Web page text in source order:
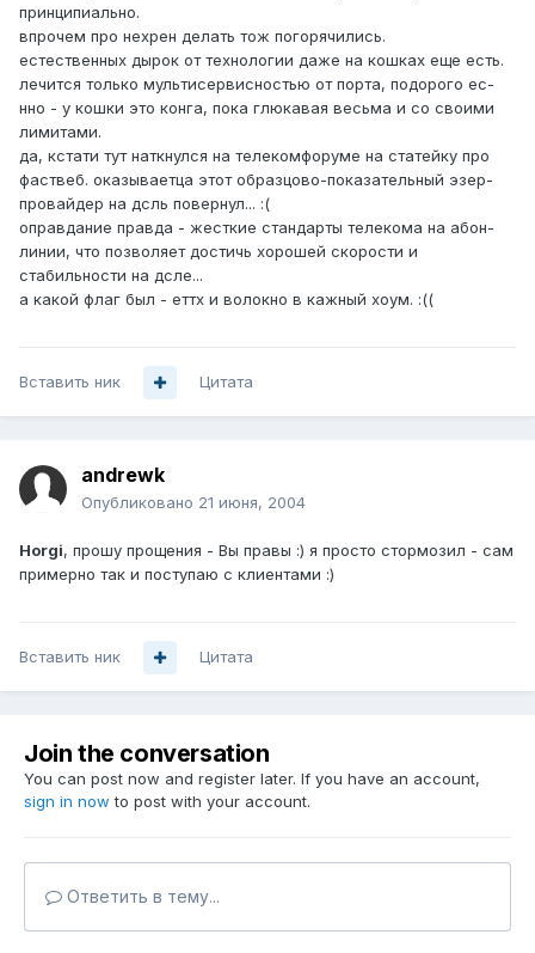
принципиально.
впрочем про нехрен делать тож погорячились.
естественных дырок от технологии даже на кошках еще есть.
лечится только мультисервисностью от порта, подорого ес-
нно - у кошки это конга, пока глюкавая весьма и со своими
лимитами.
да, кстати тут наткнулся на телекомфоруме на статейку про
фаствеб. оказываетца этот образцово-показательный эзер-
провайдер на дсль повернул... :(
оправдание правда - жесткие стандарты телекома на абон-
линии, что позволяет достичь хорошей скорости и
стабильности на дсле...
а какой флаг был - еттх и волокно в кажный хоум. :((
Вставить ник Цитата
andrewk
Опубликовано 21 июня, 2004
Horgi, прошу прощения - Вы правы :) я просто стормозил - сам
примерно так и поступаю с клиентами :)
Вставить ник Цитата
Join the conversation
You can post now and register later. If you have an account,
sign in now to post with your account.
Ответить в тему...